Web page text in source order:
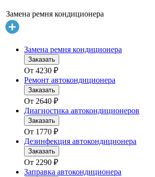
Замена ремня кондиционера
Замена ремня кондиционера
Заказать
От 4230 ₽
Ремонт автокондиционера
Заказать
От 2640 ₽
Диагностика автокондиционеров
Заказать
От 1770 ₽
Дезинфекция автокондиционера
Заказать
От 2290 ₽
Заправка автокондиционера